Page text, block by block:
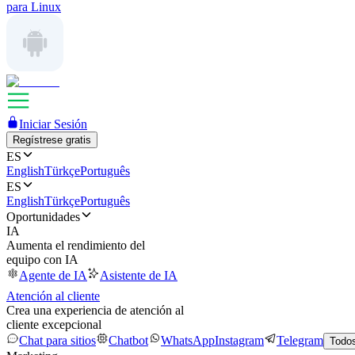
para Linux
Iniciar Sesión
Regístrese gratis
ES
EnglishTürkçePortuguês
ES
EnglishTürkçePortuguês
Oportunidades
IA
Aumenta el rendimiento del
equipo con IA
Agente de IA
Asistente de IA
Atención al cliente
Crea una experiencia de atención al
cliente excepcional
Chat para sitios
Chatbot WhatsAppInstagram Telegram